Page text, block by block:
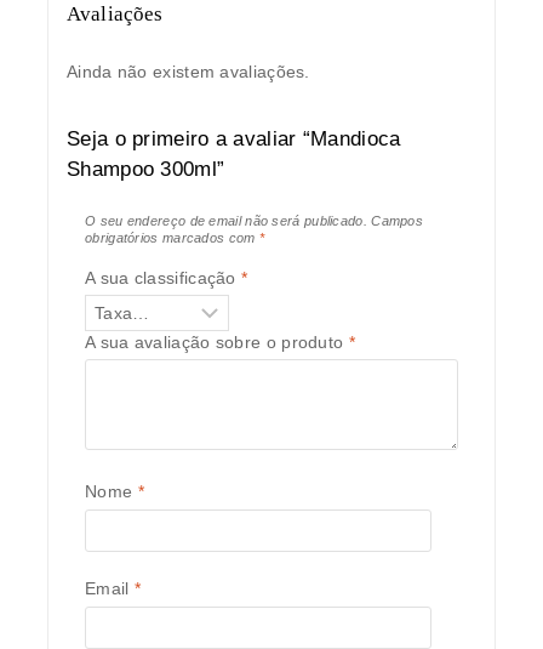
Avaliações
Ainda não existem avaliações.
Seja o primeiro a avaliar “Mandioca
Shampoo 300ml”
O seu endereço de email não será publicado.
Campos
obrigatórios marcados com *
A sua classificação*
A sua avaliação sobre o produto *
Nome *
Email *